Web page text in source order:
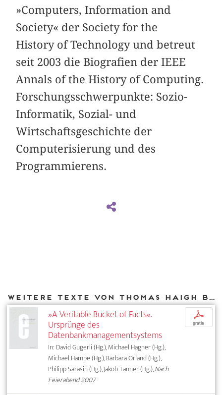
»Computers, Information and
Society« der Society for the
History of Technology und betreut
seit 2003 die Biografien der IEEE
Annals of the History of Computing.
Forschungsschwerpunkte: Sozio-
Informatik, Sozial- und
Wirtschaftsgeschichte der
Computerisierung und des
Programmierens.
Weitere Texte von Thomas Haigh bei DIAPHANES
»A Veritable Bucket of Facts«.
Ursprünge des
Datenbankmanagementsystems
In: David Gugerli (Hg.), Michael Hagner (Hg.),
Michael Hampe (Hg.), Barbara Orland (Hg.),
Philipp Sarasin (Hg.), Jakob Tanner (Hg.),Nach
Feierabend 2007
p
gratis